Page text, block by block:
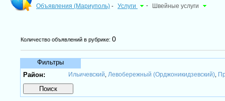
Объявления (Мариуполь) - Услуги - Швейные услуги
Количество объявлений в рубрике: 0
Фильтры
Район:
Ильичевский Левобережный (Орджоникидзевский),